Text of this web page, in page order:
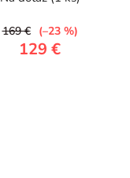
129 €
169 € (–23 %)